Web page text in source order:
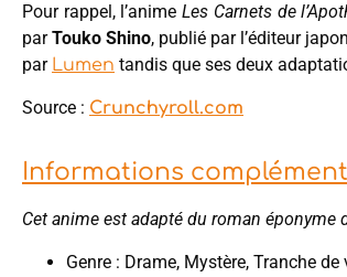
Pour rappel, l’animeLes Carnets de
parTouko Shino, publié par l’éditeur
par Lumen tandis que ses deux
Source : Crunchyroll.com
Informations
Cet anime est adapté du roman éponyme
Genre : Drame, Mystère, Tranche